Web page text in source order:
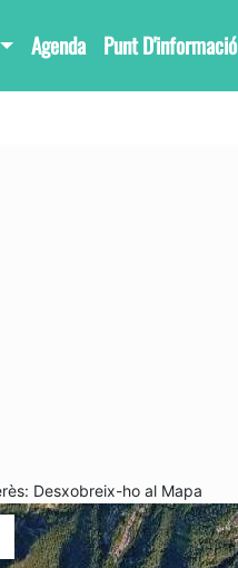
Agenda Punt D'informació
Desxobreix-ho al Mapa